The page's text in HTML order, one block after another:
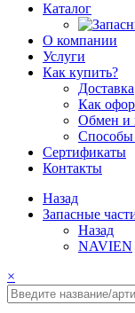
Каталог
О компании
Услуги
Как купить?
Доставка
Как
Обмен и
Способы
Сертификаты
Контакты
Назад
Запасные
Назад
NAVIEN
×